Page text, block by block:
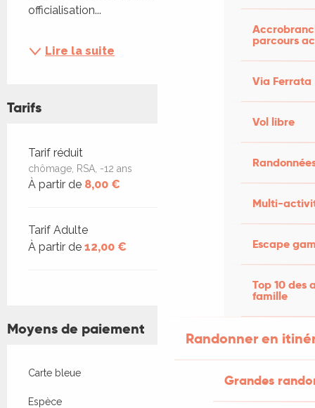
parcours
Via Ferrata
Vol libre
Multi-
Escape
Top 10 des
famille
Randonner en
Grandes
officialisation...
Lire la suite
Tarifs
Tarifs 2026
Tarif réduit
chômage, RSA, -12 ans
À partir de 8,00 €
Tarif Adulte
À partir de 12,00 €
Moyens de paiement
Carte bleue
Espèce